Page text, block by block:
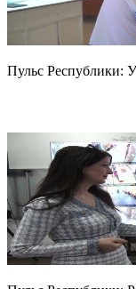
Пульс Республики: